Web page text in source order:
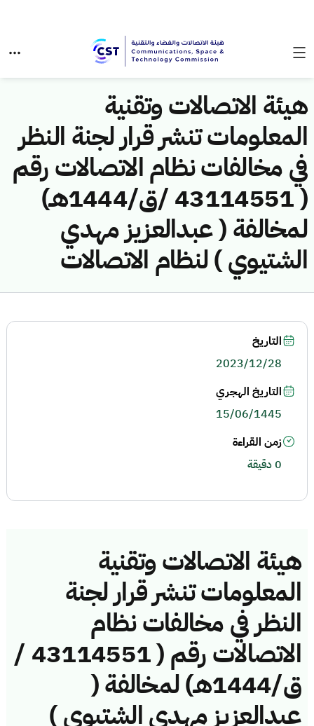
هيئة الاتصالات وتقنية
المعلومات تنشر قرار لجنة النظر
في مخالفات نظام الاتصالات رقم
( 43114551 /ق/1444هـ)
لمخالفة ( عبدالعزيز مهدي
الشتيوي ) لنظام الاتصالات
هيئة الاتصالات وتقنية
المعلومات تنشر قرار لجنة
النظر في مخالفات نظام
الاتصالات رقم ( 43114551 /
ق/1444هـ) لمخالفة (
عبدالعزيز مهدي الشتيوي )
التاريخ
2023/12/28
التاريخ الهجري
15/06/1445
زمن القراءة
0 دقيقة